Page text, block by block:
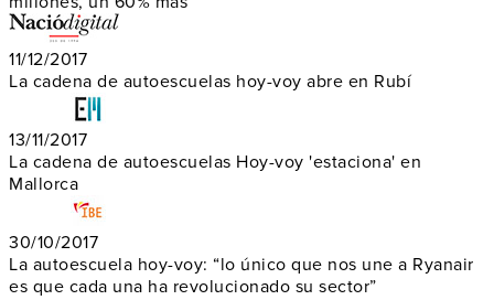
11/12/2017
La cadena de autoescuelas hoy-voy abre en Rubí
13/11/2017
La cadena de autoescuelas Hoy-voy 'estaciona' en
Mallorca
30/10/2017
La autoescuela hoy-voy: “lo único que nos une a Ryanair
es que cada una ha revolucionado su sector”